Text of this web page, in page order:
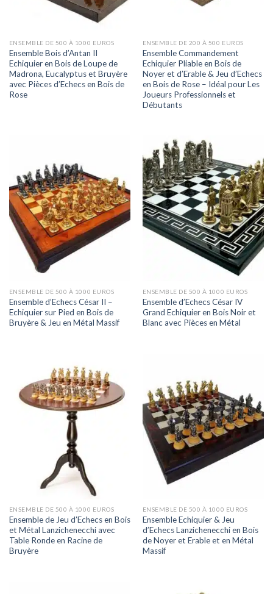
ENSEMBLE DE 500 À 1000 EUROS
Ensemble Bois d’Antan II
Echiquier en Bois de Loupe de
Madrona, Eucalyptus et Bruyère
avec Pièces d’Echecs en Bois de
Rose
ENSEMBLE DE 200 À 500 EUROS
Ensemble Commandement
Echiquier Pliable en Bois de
Noyer et d’Erable & Jeu d’Echecs
en Bois de Rose – Idéal pour Les
Joueurs Professionnels et
Débutants
ENSEMBLE DE 500 À 1000 EUROS
Ensemble d’Echecs César II –
Echiquier sur Pied en Bois de
Bruyère & Jeu en Métal Massif
ENSEMBLE DE 500 À 1000 EUROS
Ensemble d’Echecs César IV
Grand Echiquier en Bois Noir et
Blanc avec Pièces en Métal
ENSEMBLE DE 500 À 1000 EUROS
Ensemble de Jeu d’Echecs en Bois
et Métal Lanzichenecchi avec
Table Ronde en Racine de
Bruyère
ENSEMBLE DE 500 À 1000 EUROS
Ensemble Echiquier & Jeu
d’Echecs Lanzichenecchi en Bois
de Noyer et Erable et en Métal
Massif